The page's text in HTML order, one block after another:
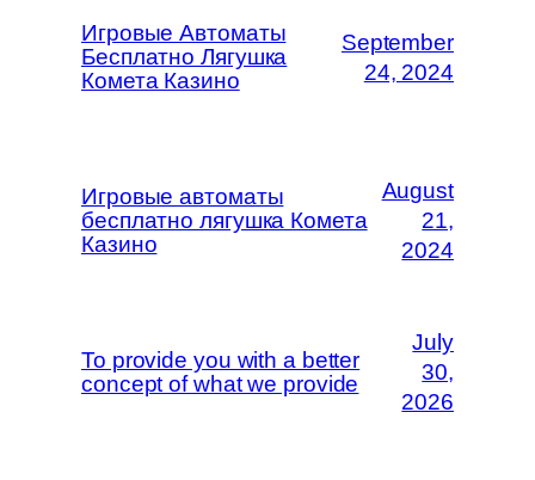
Игровые Автоматы
Бесплатно Лягушка
Комета Казино
September
24, 2024
Игровые автоматы
бесплатно лягушка Комета
Казино
August
21,
2024
To provide you with a better
concept of what we provide
July
30,
2026